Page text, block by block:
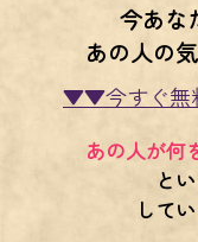
今あな
あの人の
▼▼今すぐ無
あの人が何
と
して